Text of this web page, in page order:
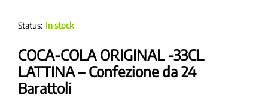
Status: In stock
COCA-COLA ORIGINAL -33CL
LATTINA – Confezione da 24
Barattoli